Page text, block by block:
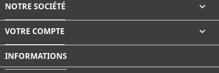
NOTRE SOCIÉTÉ 
VOTRE COMPTE 
INFORMATIONS